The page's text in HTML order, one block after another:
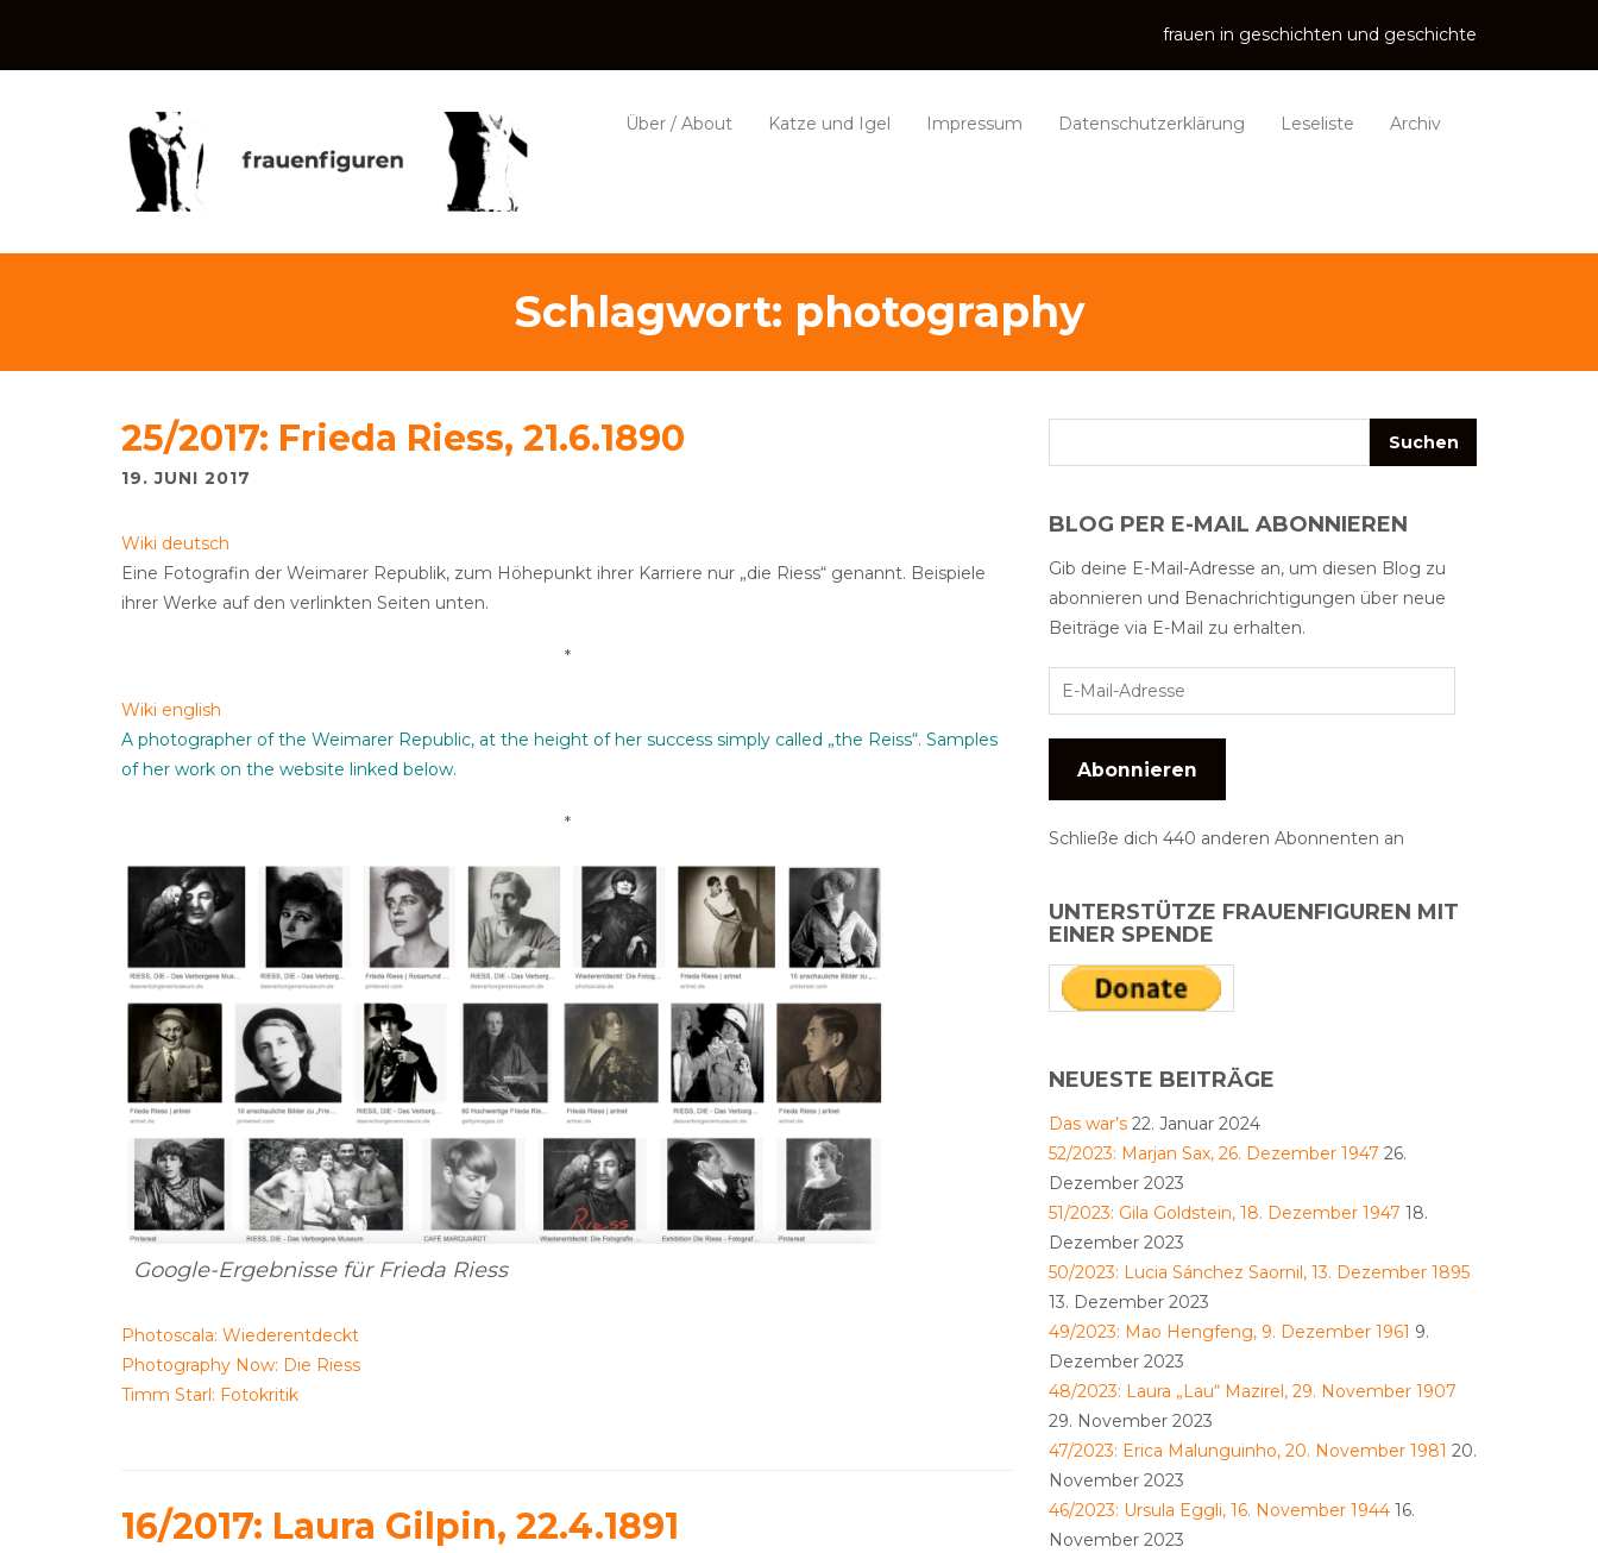
frauen in geschichten und geschichte
Über / About Katze und Igel Impressum Datenschutzerklärung Leseliste Archiv
Schlagwort: photography
25/2017: Frieda Riess, 21.6.1890
19. JUNI 2017
Wiki deutsch
Eine Fotografin der Weimarer Republik, zum Höhepunkt ihrer Karriere nur „die Riess“ genannt. Beispiele
ihrer Werke auf den verlinkten Seiten unten.
*
Wiki english
A photographer of the Weimarer Republic, at the height of her success simply called „the Reiss“. Samples
of her work on the website linked below.
*
Google-Ergebnisse für Frieda Riess
Photoscala: Wiederentdeckt
Photography Now: Die Riess
Timm Starl: Fotokritik
16/2017: Laura Gilpin, 22.4.1891
BLOG PER E-MAIL ABONNIEREN
Gib deine E-Mail-Adresse an, um diesen Blog zu
abonnieren und Benachrichtigungen über neue
Beiträge via E-Mail zu erhalten.
Abonnieren
Schließe dich 440 anderen Abonnenten an
UNTERSTÜTZE FRAUENFIGUREN MIT
EINER SPENDE
NEUESTE BEITRÄGE
Das war’s 22. Januar 2024
52/2023: Marjan Sax, 26. Dezember 1947 26.
Dezember 2023
51/2023: Gila Goldstein, 18. Dezember 1947 18.
Dezember 2023
50/2023: Lucia Sánchez Saornil, 13. Dezember 1895
13. Dezember 2023
49/2023: Mao Hengfeng, 9. Dezember 1961 9.
Dezember 2023
48/2023: Laura „Lau“ Mazirel, 29. November 1907
29. November 2023
47/2023: Erica Malunguinho, 20. November 1981 20.
November 2023
46/2023: Ursula Eggli, 16. November 1944 16.
November 2023